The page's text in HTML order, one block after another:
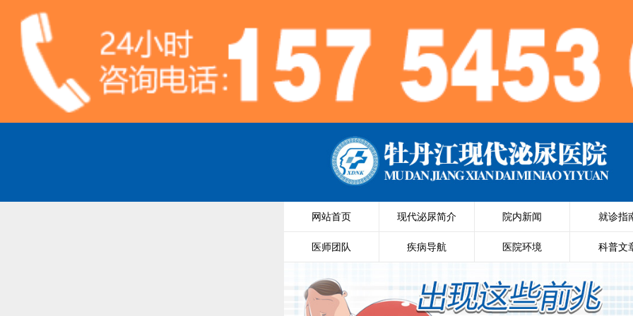
网站首页 现代泌尿简介 院内新闻 就诊指
医师团队 疾病导航 医院环境 科普文